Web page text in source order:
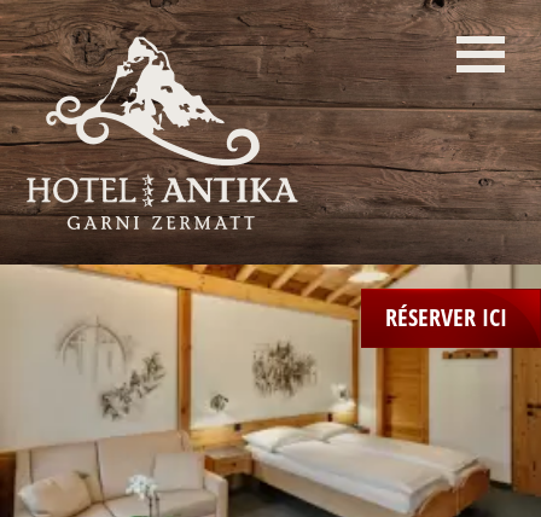
RÉSERVER ICI